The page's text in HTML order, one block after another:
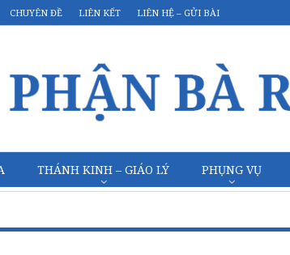
CHUYÊN ĐỀ LIÊN KẾT LIÊN HỆ – GỬI BÀI
THÁNH KINH – GIÁO LÝ PHỤNG VỤ